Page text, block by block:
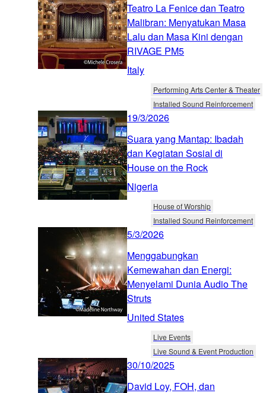
Teatro La Fenice dan Teatro
Malibran: Menyatukan Masa
Lalu dan Masa Kini dengan
RIVAGE PM5
Italy
Performing Arts Center & Theater
Installed Sound Reinforcement
19/3/2026
Suara yang Mantap: Ibadah
dan Kegiatan Sosial di
House on the Rock
Nigeria
House of Worship
Installed Sound Reinforcement
5/3/2026
Menggabungkan
Kemewahan dan Energi:
Menyelami Dunia Audio The
Struts
United States
Live Events
Live Sound & Event Production
30/10/2025
David Loy, FOH, dan